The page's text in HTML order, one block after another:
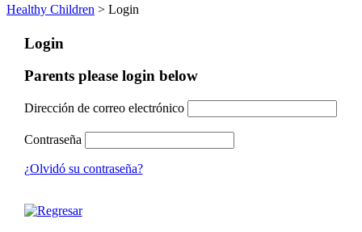
Healthy Children > Login
Login
Parents please login below
Dirección de correo electrónico
Contraseña
¿Olvidó su contraseña?